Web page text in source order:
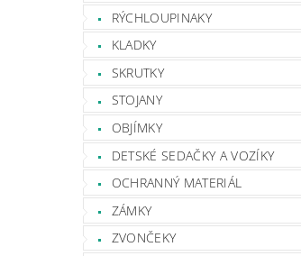
RÝCHLOUPINAKY
KLADKY
SKRUTKY
STOJANY
OBJÍMKY
DETSKÉ SEDAČKY A VOZÍKY
OCHRANNÝ MATERIÁL
ZÁMKY
ZVONČEKY